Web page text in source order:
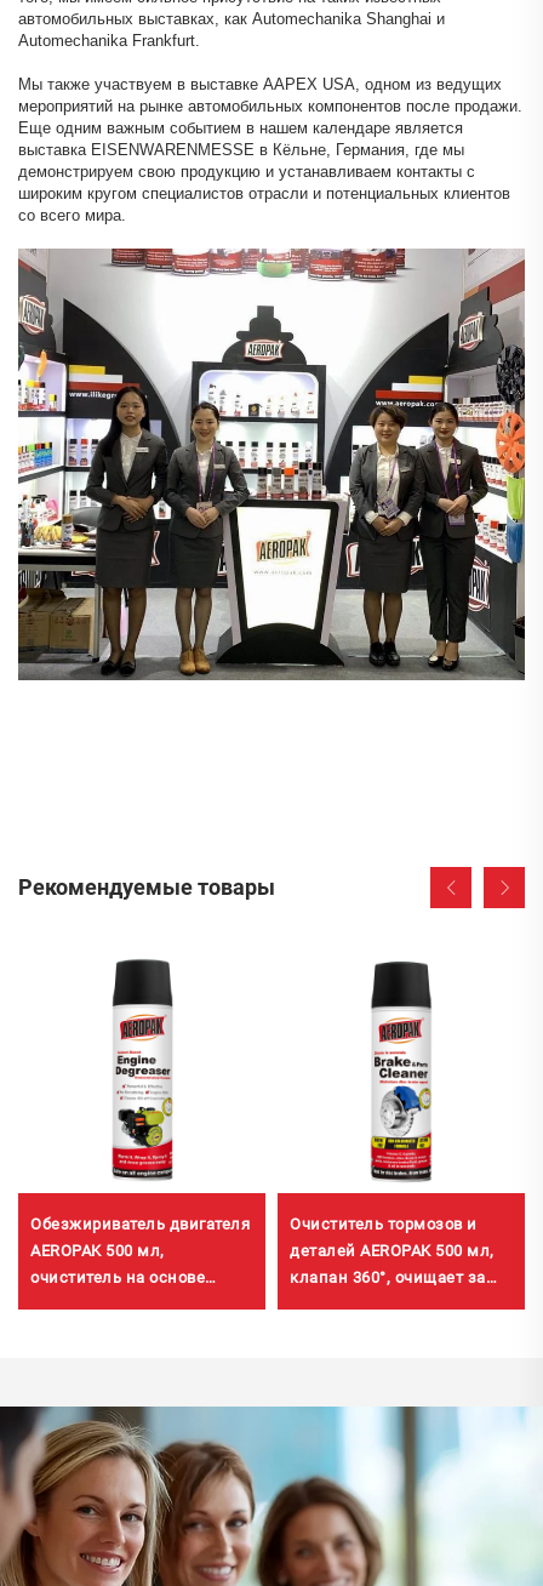
автомобильных выставках, как Automechanika Shanghai и
Automechanika Frankfurt.
Мы также участвуем в выставке AAPEX USA, одном из ведущих
мероприятий на рынке автомобильных компонентов после продажи.
Еще одним важным событием в нашем календаре является
выставка EISENWARENMESSE в Кёльне, Германия, где мы
демонстрируем свою продукцию и устанавливаем контакты с
широким кругом специалистов отрасли и потенциальных клиентов
со всего мира.
Рекомендуемые товары
Обезжириватель двигателя
AEROPAK 500 мл,
очиститель на основе
Очиститель тормозов и
деталей AEROPAK 500 мл,
клапан 360°, очищает за